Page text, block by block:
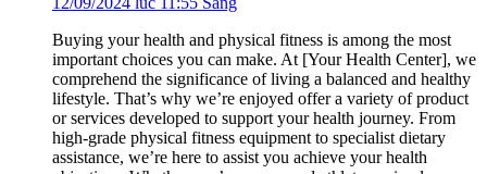
Buying your health and physical fitness is among the most
important choices you can make. At [Your Health Center], we
comprehend the significance of living a balanced and healthy
lifestyle. That’s why we’re enjoyed offer a variety of product
or services developed to support your health journey. From
high-grade physical fitness equipment to specialist dietary
assistance, we’re here to assist you achieve your health